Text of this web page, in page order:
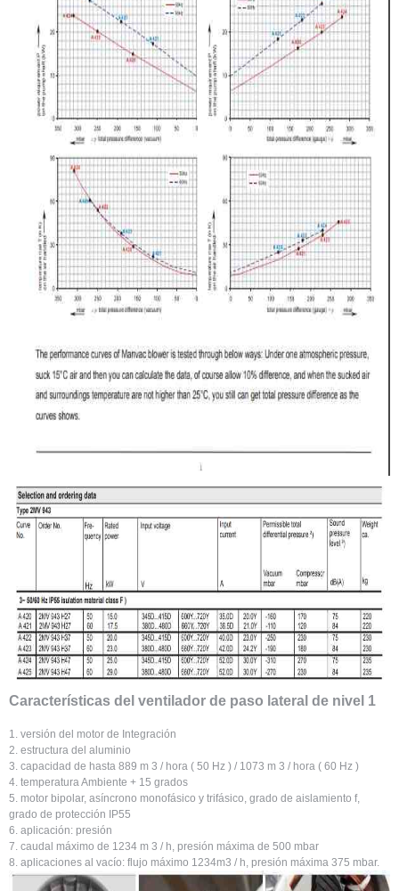
Características del ventilador de paso lateral de nivel 1
1. versión del motor de Integración
2. estructura del aluminio
3. capacidad de hasta 889 m 3 / hora ( 50 Hz ) / 1073 m 3 / hora ( 60 Hz )
4. temperatura Ambiente + 15 grados
5. motor bipolar, asíncrono monofásico y trifásico, grado de aislamiento f,
grado de protección IP55
6. aplicación: presión
7. caudal máximo de 1234 m 3 / h, presión máxima de 500 mbar
8. aplicaciones al vacío: flujo máximo 1234m3 / h, presión máxima 375 mbar.